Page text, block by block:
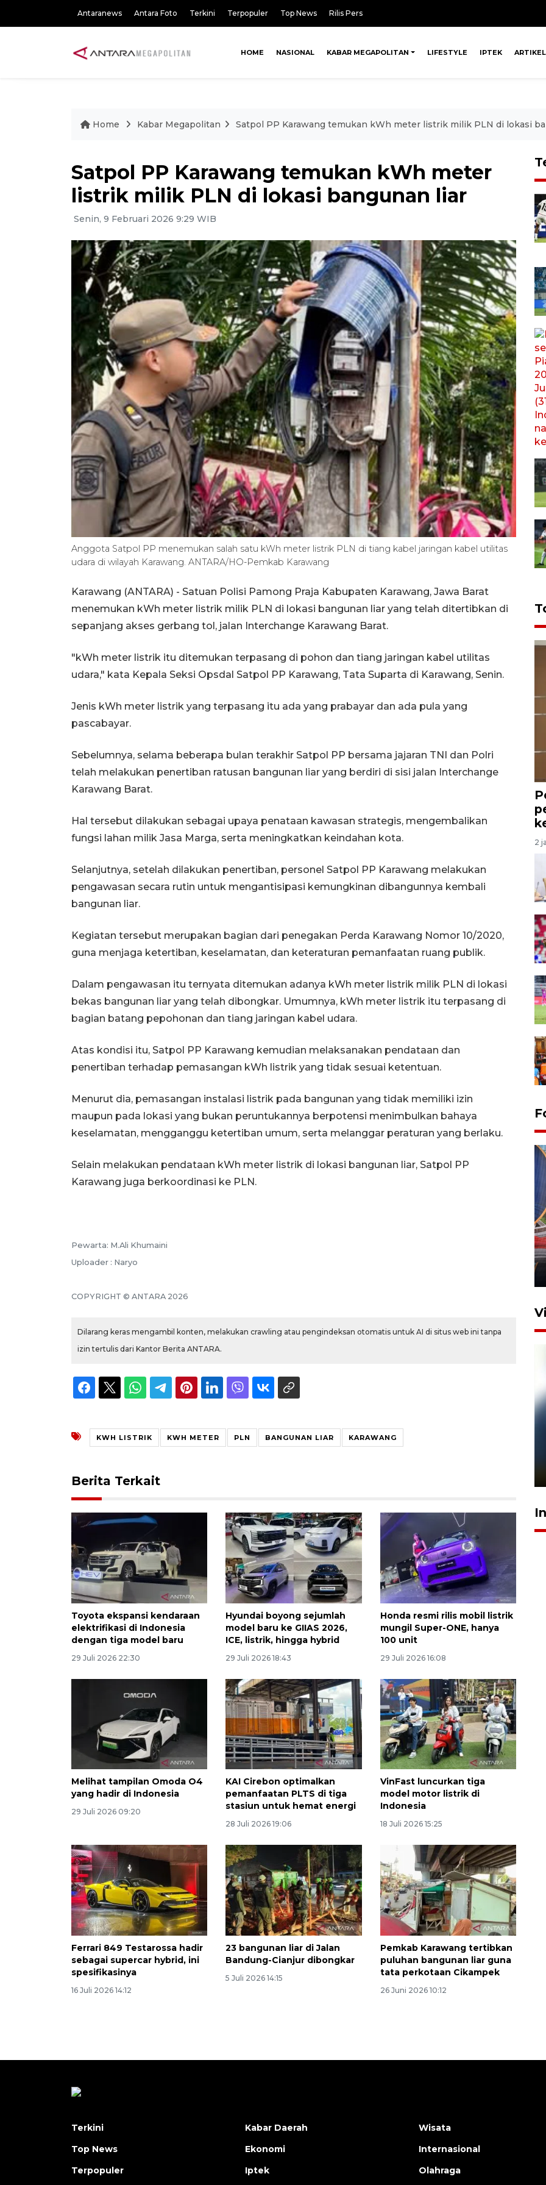
Antaranews Antara Foto Terkini Terpopuler Top News Rilis Pers
HOME NASIONAL KABAR MEGAPOLITAN LIFESTYLE IPTEK ARTIKEL
Home Kabar Megapolitan Satpol PP Karawang temukan kWh meter listrik milik PLN di lokasi
Satpol PP Karawang temukan kWh meter
listrik milik PLN di lokasi bangunan liar
Senin, 9 Februari 2026 9:29 WIB
Anggota Satpol PP menemukan salah satu kWh meter listrik PLN di tiang kabel jaringan kabel utilitas
udara di wilayah Karawang. ANTARA/HO-Pemkab Karawang
Karawang (ANTARA) - Satuan Polisi Pamong Praja Kabupaten Karawang, Jawa Barat
menemukan kWh meter listrik milik PLN di lokasi bangunan liar yang telah ditertibkan di
sepanjang akses gerbang tol, jalan Interchange Karawang Barat.
"kWh meter listrik itu ditemukan terpasang di pohon dan tiang jaringan kabel utilitas
udara," kata Kepala Seksi Opsdal Satpol PP Karawang, Tata Suparta di Karawang, Senin.
Jenis kWh meter listrik yang terpasang itu ada yang prabayar dan ada pula yang
pascabayar.
Sebelumnya, selama beberapa bulan terakhir Satpol PP bersama jajaran TNI dan Polri
telah melakukan penertiban ratusan bangunan liar yang berdiri di sisi jalan Interchange
Karawang Barat.
Hal tersebut dilakukan sebagai upaya penataan kawasan strategis, mengembalikan
fungsi lahan milik Jasa Marga, serta meningkatkan keindahan kota.
Selanjutnya, setelah dilakukan penertiban, personel Satpol PP Karawang melakukan
pengawasan secara rutin untuk mengantisipasi kemungkinan dibangunnya kembali
bangunan liar.
Kegiatan tersebut merupakan bagian dari penegakan Perda Karawang Nomor 10/2020,
guna menjaga ketertiban, keselamatan, dan keteraturan pemanfaatan ruang publik.
Dalam pengawasan itu ternyata ditemukan adanya kWh meter listrik milik PLN di lokasi
bekas bangunan liar yang telah dibongkar. Umumnya, kWh meter listrik itu terpasang di
bagian batang pepohonan dan tiang jaringan kabel udara.
Atas kondisi itu, Satpol PP Karawang kemudian melaksanakan pendataan dan
penertiban terhadap pemasangan kWh listrik yang tidak sesuai ketentuan.
Menurut dia, pemasangan instalasi listrik pada bangunan yang tidak memiliki izin
maupun pada lokasi yang bukan peruntukannya berpotensi menimbulkan bahaya
keselamatan, mengganggu ketertiban umum, serta melanggar peraturan yang berlaku.
Selain melakukan pendataan kWh meter listrik di lokasi bangunan liar, Satpol PP
Karawang juga berkoordinasi ke PLN.
Pewarta: M.Ali Khumaini
Uploader : Naryo
COPYRIGHT © ANTARA 2026
Dilarang keras mengambil konten, melakukan crawling atau pengindeksan otomatis untuk AI di situs web ini tanpa
izin tertulis dari Kantor Berita ANTARA.
KWH LISTRIK KWH METER PLN BANGUNAN LIAR KARAWANG
Berita Terkait
Toyota ekspansi kendaraan
elektrifikasi di Indonesia
dengan tiga model baru
29 Juli 2026 22:30
Hyundai boyong sejumlah
model baru ke GIIAS 2026,
ICE, listrik, hingga hybrid
29 Juli 2026 18:43
Honda resmi rilis mobil listrik
mungil Super-ONE, hanya
100 unit
29 Juli 2026 16:08
Melihat tampilan Omoda O4
yang hadir di Indonesia
29 Juli 2026 09:20
KAI Cirebon optimalkan
pemanfaatan PLTS di tiga
stasiun untuk hemat energi
28 Juli 2026 19:06
VinFast luncurkan tiga
model motor listrik di
Indonesia
18 Juli 2026 15:25
Ferrari 849 Testarossa hadir
sebagai supercar hybrid, ini
spesifikasinya
16 Juli 2026 14:12
23 bangunan liar di Jalan
Bandung-Cianjur dibongkar
5 Juli 2026 14:15
Pemkab Karawang tertibkan
puluhan bangunan liar guna
tata perkotaan Cikampek
26 Juni 2026 10:12
2
Pelanggan Filaha Farm setia
Ekspedisi Rupiah Berdaulat
2026 sambangi Papua
2026-08-06 13:15:00
Terkini
Top News
Terpopuler
Kabar Daerah
Ekonomi
Iptek
Wisata
Internasional
Olahraga